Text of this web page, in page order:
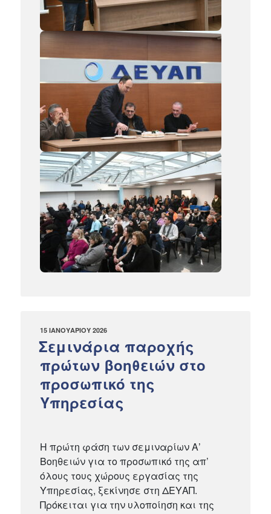
ΔΗΜΟΣΙΕΎΤΗΚΕ
ΣΤΙΣ
15 ΙΑΝΟΥΑΡΊΟΥ 2026
Σεμινάρια παροχής
πρώτων βοηθειών στο
προσωπικό της
Υπηρεσίας
Η πρώτη φάση των σεμιναρίων Α’
Βοηθειών για το προσωπικό της απ’
όλους τους χώρους εργασίας της
Υπηρεσίας, ξεκίνησε στη ΔΕΥΑΠ.
Πρόκειται για την υλοποίηση και της